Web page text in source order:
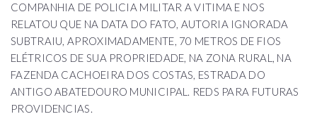
COMPANHIA DE POLICIA MILITAR A VITIMA E NOS
RELATOU QUE NA DATA DO FATO, AUTORIA IGNORADA
SUBTRAIU, APROXIMADAMENTE, 70 METROS DE FIOS
ELÉTRICOS DE SUA PROPRIEDADE, NA ZONA RURAL, NA
FAZENDA CACHOEIRA DOS COSTAS, ESTRADA DO
ANTIGO ABATEDOURO MUNICIPAL. REDS PARA FUTURAS
PROVIDENCIAS.